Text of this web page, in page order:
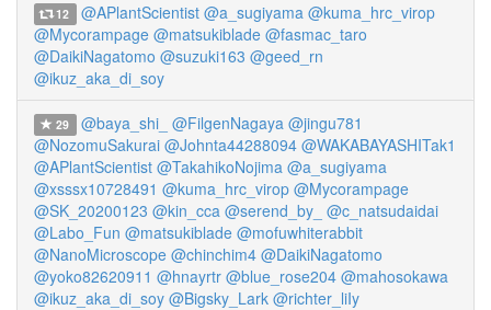
12 @APlantScientist @a_sugiyama @kuma_hrc_virop
@Mycorampage @matsukiblade @fasmac_taro
@DaikiNagatomo @suzuki163 @geed_rn
@ikuz_aka_di_soy
29 @baya_shi_ @FilgenNagaya @jingu781
@NozomuSakurai @Johnta44288094 @WAKABAYASHITak1
@APlantScientist @TakahikoNojima @a_sugiyama
@xsssx10728491 @kuma_hrc_virop @Mycorampage
@SK_20200123 @kin_cca @serend_by_ @c_natsudaidai
@Labo_Fun @matsukiblade @mofuwhiterabbit
@NanoMicroscope @chinchim4 @DaikiNagatomo
@yoko82620911 @hnayrtr @blue_rose204 @mahosokawa
@ikuz_aka_di_soy @Bigsky_Lark @richter_liIy